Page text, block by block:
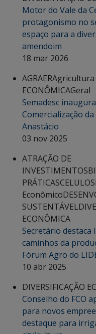
Motor do Vale da
protagonismo no
espaço para a
amendoim
18 mar 2026
AGRAERAgricultura
ECONÔMICAGeral
Semadesc
Comercialização
Anastácio
03 nov 2025
ATRAÇÃO DE
INVESTIMENTOS
PRÁTICAS
Econômico
SUSTENTÁVEL
ECONÔMICA
Secretário destaca
caminhos da
Fórum Agro do
10 abr 2025
DIVERSIFICAÇÃO
Conselho do FCO
para novos
destaque para